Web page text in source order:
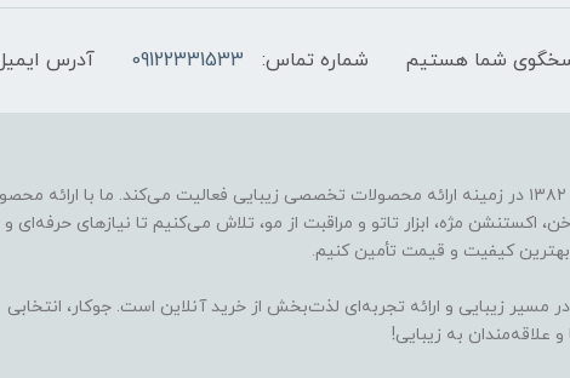
شما هستیم شماره تماس: 09122331533 آدرس
فروشگاه جوکار از سال ۱۳۸۲ در زمینه ارائه محصولات تخصصی زیبایی فعالیت می‌کند. ما با ارائه
اکستنشن مژه، ابزار تاتو و مراقبت از مو، تلاش می‌کنیم تا نیازهای حرفه‌ای و
کیفیت و قیمت تأمین کنیم.
مسیر زیبایی و ارائه تجربه‌ای لذت‌بخش از خرید آنلاین است. جوکار، انتخابی
علاقه‌مندان به زیبایی!